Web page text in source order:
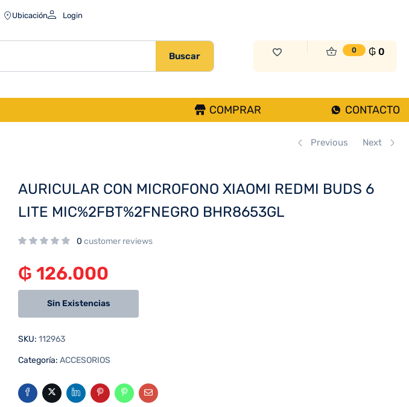
Ubicación Login
Buscar
0 ₲0
CONTACTO
COMPRAR
Previous Next
AURICULAR CON MICROFONO XIAOMI REDMI BUDS 6
LITE MIC%2FBT%2FNEGRO BHR8653GL
0 customer reviews
₲ 126.000
Sin Existencias
SKU: 112963
Categoría: ACCESORIOS